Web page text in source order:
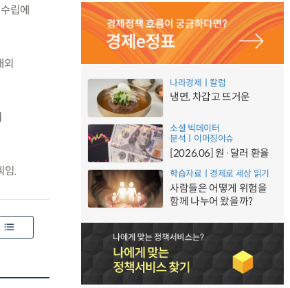
립에
임.
나라경제ㅣ칼럼
냉면, 차갑고 뜨거운
소셜 빅데이터
분석ㅣ이머징이슈
[2026.06] 원·달러 환율
학습자료ㅣ경제로 세상 읽기
사람들은 어떻게 위험을
함께 나누어 왔을까?